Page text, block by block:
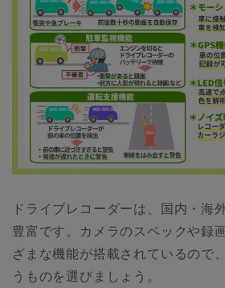
ドライブレコーダーは、国内・海
豊富です。カメラのスペックや録
ざまな機能が搭載されているので
うものを選びましょう。